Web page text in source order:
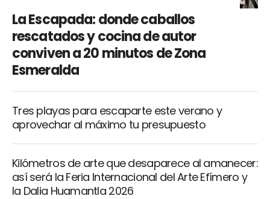
La Escapada: donde caballos
rescatados y cocina de autor
conviven a 20 minutos de Zona
Esmeralda
Tres playas para escaparte este verano y
aprovechar al máximo tu presupuesto
Kilómetros de arte que desaparece al amanecer:
así será la Feria Internacional del Arte Efímero y
la Dalia Huamantla 2026